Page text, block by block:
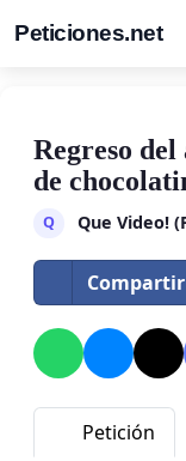
Peticiones.net
Regreso
de
Q Que Video!
Petición